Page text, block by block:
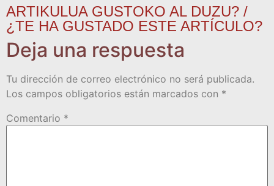
ARTIKULUA GUSTOKO AL DUZU? /
¿TE HA GUSTADO ESTE ARTÍCULO?
Deja una respuesta
Tu dirección de correo electrónico no será publicada.
Los campos obligatorios están marcados con *
Comentario *